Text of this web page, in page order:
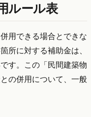
ルール表
用できる場合とできな
所に対する補助金は、
す。この「民間建築物
の併用について、一般